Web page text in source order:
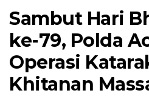
Sambut Hari
ke-79, Polda
Operasi
Khitanan